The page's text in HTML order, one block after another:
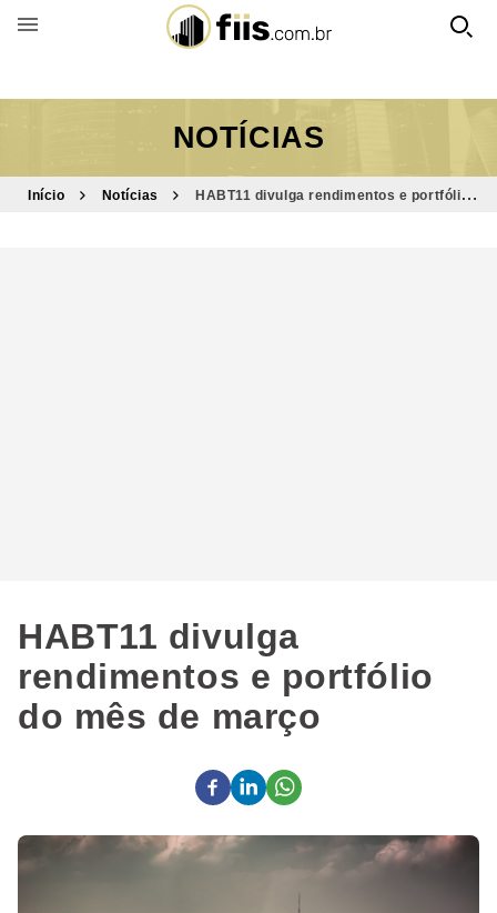
BUSCAR POR FUNDO
NOTÍCIAS
Início Notícias
HABT11 divulga rendimentos e portfólio
HABT11 divulga
rendimentos e portfólio
do mês de março